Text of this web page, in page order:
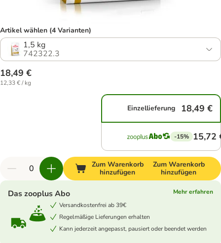
Artikel wählen (4 Varianten)
1,5 kg
742322.3
18,49 €
12,33 € / kg
Einzellieferung 18,49 €
-15% 15,72
Zum Warenkorb
hinzufügen
Zum Warenkorb
hinzufügen
Das zooplus Abo
Mehr erfahren
Versandkostenfrei ab 39€
Regelmäßige Lieferungen erhalten
Kann jederzeit angepasst, pausiert oder beendet werden